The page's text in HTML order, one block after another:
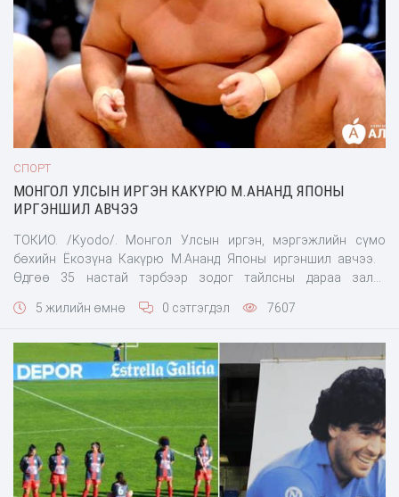
СПОРТ
МОНГОЛ УЛСЫН ИРГЭН КАКҮРЮ М.АНАНД ЯПОНЫ
ИРГЭНШИЛ АВЧЭЭ
ТОКИО. /Kyodo/. Монгол Улсын иргэн, мэргэжлийн сүмо
бөхийн Ёкозүна Какүрю М.Ананд Японы иргэншил авчээ.
Өдгөө 35 настай тэрбээр зодог тайлсны дараа залуу
дүрэм журмын дагуу Японы иргэншил авах шаардлагатай
мэргэжлийн сүмо бөхийн
5 жилийн өмнө 0 сэтгэгдэл 7607